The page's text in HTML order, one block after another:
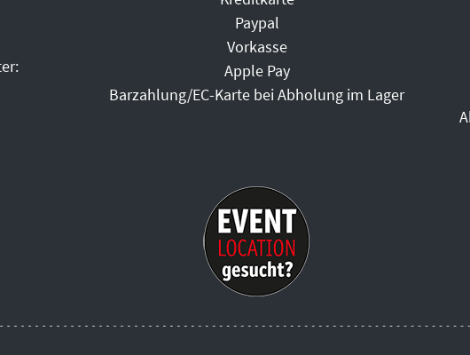
Paypal
Vorkasse
Apple Pay
Barzahlung/EC-Karte bei Abholung im Lager